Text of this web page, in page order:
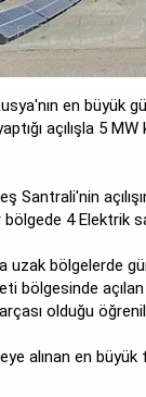
en büyük
açılışla 5
Santrali'nin
bölgede 4 Elektrik
uzak bölgelerde
bölgesinde
olduğu
alınan en